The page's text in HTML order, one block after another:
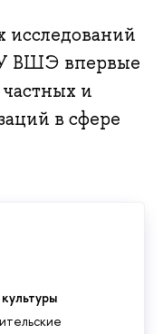
исследований
ВШЭ впервые
и
в сфере